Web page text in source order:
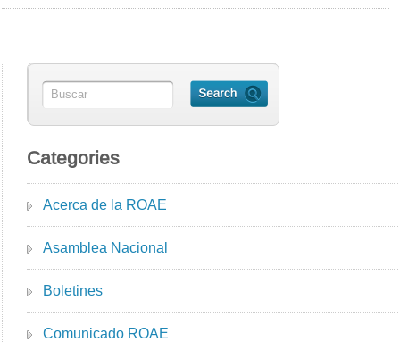
Categories
Acerca de la ROAE
Asamblea Nacional
Boletines
Comunicado ROAE